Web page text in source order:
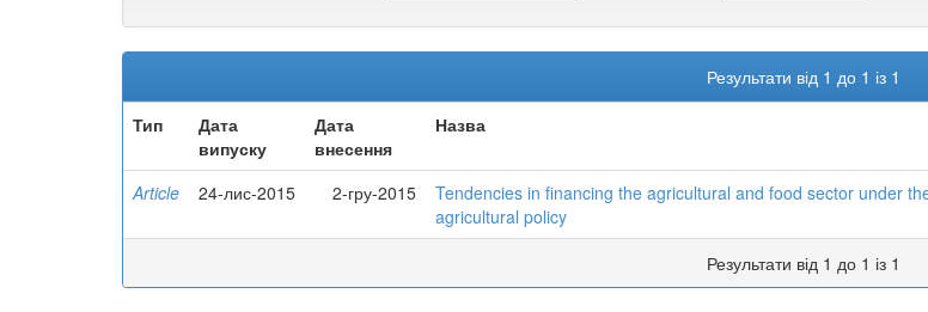
Результати від 1 до 1 із 1
Тип
Дата
випуску
Дата
внесення
Назва
Article 24-лис-2015 2-гру-2015
Tendencies in financing the agricultural and food sector under
agricultural policy
Результати від 1 до 1 із 1